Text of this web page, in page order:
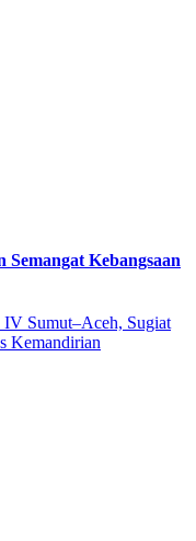
Kebangsaan
Sumut–Aceh, Sugiat
Kemandirian